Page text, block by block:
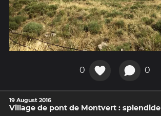
0 0
19 August 2016
Village de pont de Montvert : splendide